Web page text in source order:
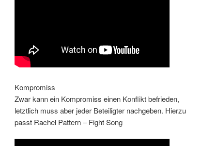
Kompromiss
Zwar kann ein Kompromiss einen Konflikt befrieden,
letztlich muss aber jeder Beteiligter nachgeben. Hierzu
passt Rachel Pattern – Fight Song